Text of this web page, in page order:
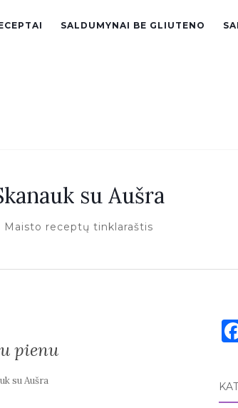
SALDUMYNAI BE GLIUTENO
su Aušra
Maisto receptų tinklaraštis
pienu
su Aušra